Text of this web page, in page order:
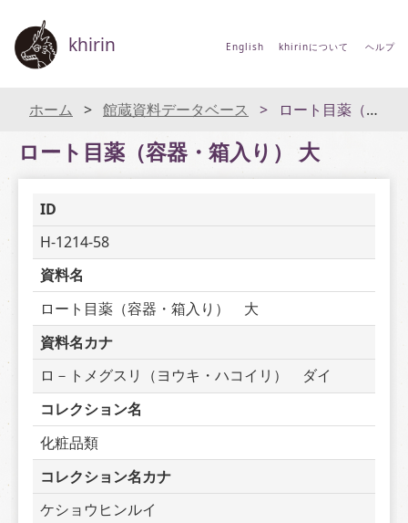
khirin English khirinについて ヘルプ
ホーム 館蔵資料データベース ロート目薬（容器・箱入り） 大
ロート目薬（容器・箱入り） 大
ID
H-1214-58
資料名
ロート目薬（容器・箱入り）　大
資料名カナ
ロ－トメグスリ（ヨウキ・ハコイリ）　ダイ
コレクション名
化粧品類
コレクション名カナ
ケショウヒンルイ